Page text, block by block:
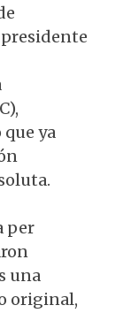
ya
per
una
original,